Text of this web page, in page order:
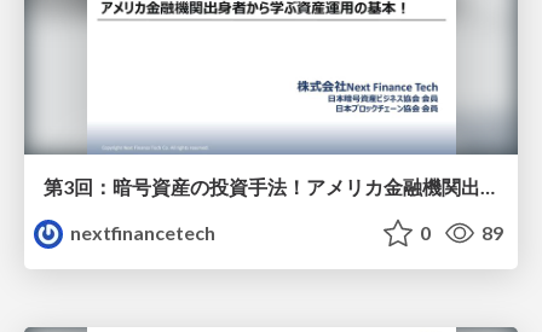
第3回：暗号資産の投資手法！アメリカ金融機関出身者から学ぶ資産運用の基本！
nextfinancetech
0 89